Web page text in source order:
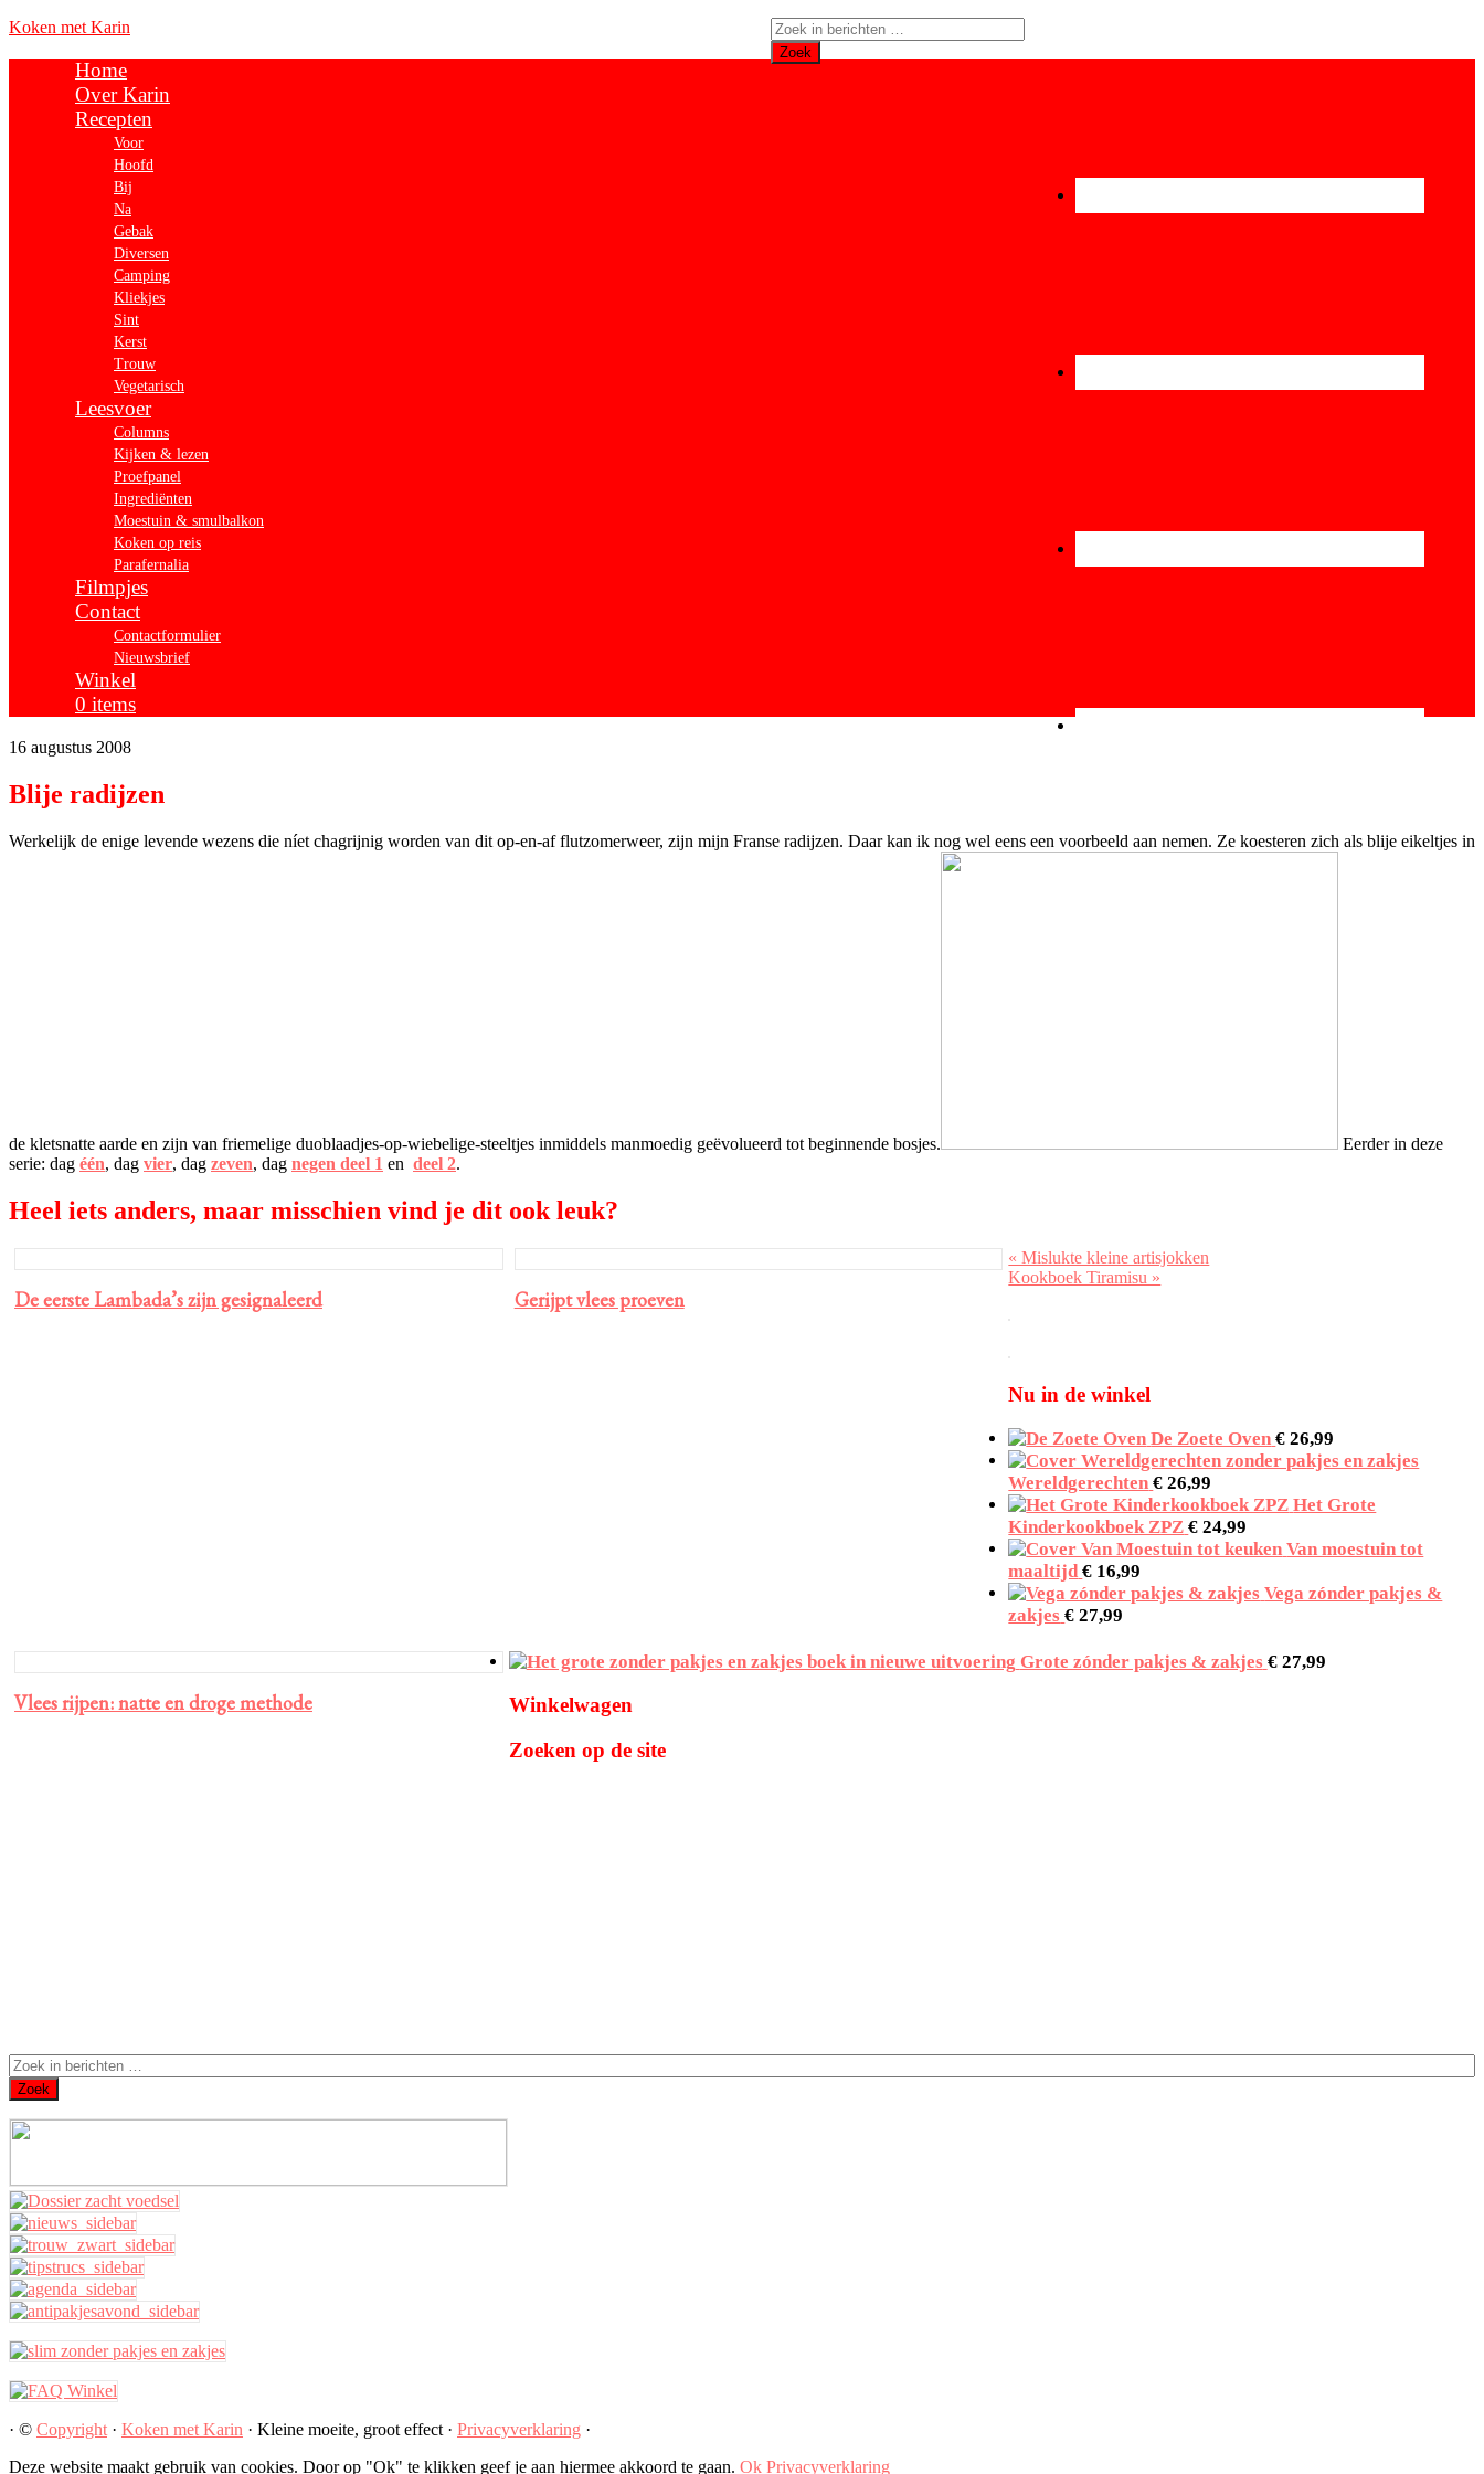
Koken met Karin
Home
Over Karin
Recepten
Voor
Hoofd
Bij
Na
Gebak
Diversen
Camping
Kliekjes
Sint
Kerst
Trouw
Vegetarisch
Leesvoer
Columns
Kijken & lezen
Proefpanel
Ingrediënten
Moestuin & smulbalkon
Koken op reis
Parafernalia
Filmpjes
Contact
Contactformulier
Nieuwsbrief
Winkel
0 items
16 augustus 2008
Blije radijzen
Werkelijk de enige levende wezens die níet chagrijnig worden van dit op-en-af flutzomerweer, zijn mijn Franse radijzen. Daar kan ik nog wel eens een voorbeeld aan nemen. Ze koesteren zich als blije eikeltjes in
de kletsnatte aarde en zijn van friemelige duoblaadjes-op-wiebelige-steeltjes inmiddels manmoedig geëvolueerd tot beginnende bosjes.
Eerder in deze
serie: dag één, dag vier, dag zeven, dag negen deel 1 en deel 2.
Heel iets anders, maar misschien vind je dit ook leuk?
De eerste Lambada’s zijn gesignaleerd Gerijpt vlees proeven
Vlees rijpen: natte en droge methode
Vorig
bericht:
« Mislukte kleine artisjokken
Volgend
Kookboek Tiramisu »
Primaire
Nu in de winkel
De Zoete Oven € 26,99
Wereldgerechten € 26,99
Het Grote
Kinderkookboek ZPZ € 24,99
Van moestuin tot
maaltijd € 16,99
Vega zónder pakjes &
zakjes € 27,99
Grote zónder pakjes & zakjes €27,99
Winkelwagen
Zoeken op de site
· © Copyright · Koken met Karin · Kleine moeite, groot effect · Privacyverklaring ·
Deze website maakt gebruik van cookies. Door op "Ok" te klikken geef je aan hiermee akkoord te gaan. Ok Privacyverklaring